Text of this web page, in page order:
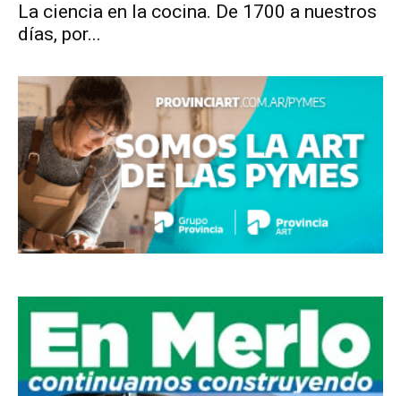
La ciencia en la cocina. De 1700 a nuestros
días, por...